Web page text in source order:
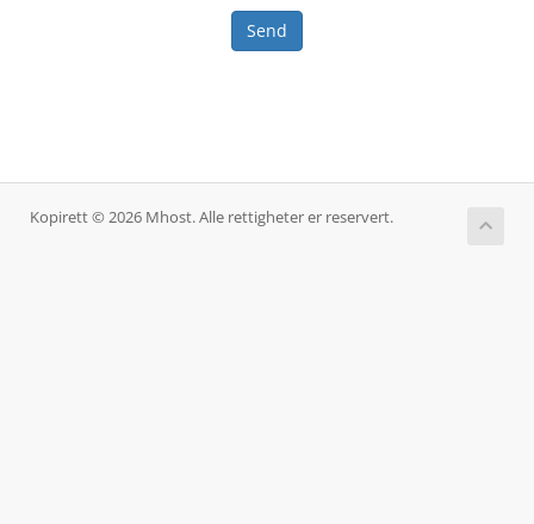
Send
Kopirett © 2026 Mhost. Alle rettigheter er reservert.